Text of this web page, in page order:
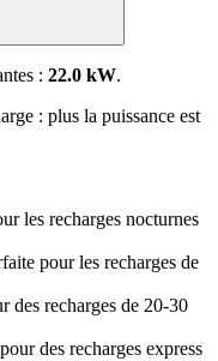
: 22.0 kW.
: plus la puissance est
les recharges nocturnes
pour les recharges de
des recharges de 20-30
des recharges express